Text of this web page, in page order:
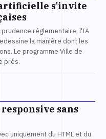
s'invite
réglementaire, l'IA
la manière dont les
Le programme Ville de
près.
sans
uniquement du HTML et du